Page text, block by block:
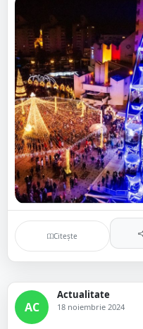
Citește
AC
Actualitate
18 noiembrie 2024